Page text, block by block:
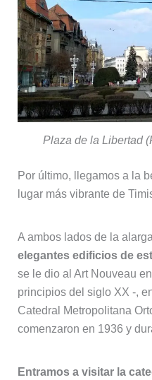
Plaza de la Libertad
Por último, llegamos a la
lugar más vibrante de
A ambos lados de la
elegantes edificios de
se le dio al Art Nouveau
principios del siglo XX -,
Catedral Metropolitana
comenzaron en 1936 y
Entramos a visitar la